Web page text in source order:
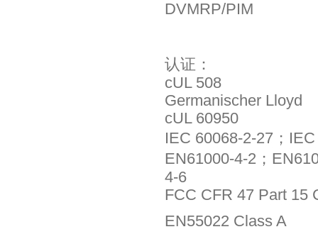
DVMRP/PIM
认证：
cUL 508
Germanischer Lloyd
cUL 60950
IEC 60068-2-27；
EN61000-4-2；
4-6
FCC CFR 47 Part 15
EN55022 Class A